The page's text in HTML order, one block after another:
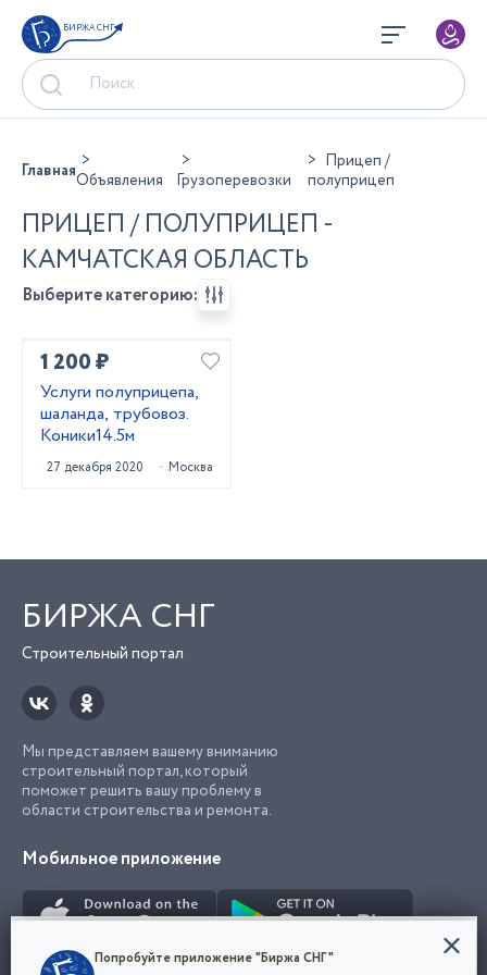
БИРЖА СНГ
ГлавнаяОбъявления Грузоперевозки
Прицеп /
полуприцеп
ПРИЦЕП / ПОЛУПРИЦЕП -
КАМЧАТСКАЯ ОБЛАСТЬ
Выберите категорию:
1 200 ₽
Услуги полуприцепа,
шаланда, трубовоз.
Коники14.5м
27 декабря 2020 Москва
БИРЖА СНГ
Строительный портал
Мы представляем вашему вниманию
строительный портал, который
поможет решить вашу проблему в
области строительства и ремонта.
Мобильное приложение
Конфиденциальность
Попробуйте приложение "Биржа СНГ"